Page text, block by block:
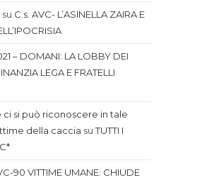
su C.s. AVC- L’ASINELLA ZAIRA E
– DOMANI: LA LOBBY DEI
LEGA E FRATELLI
ci si può riconoscere in tale
della caccia suTUTTI I
90 VITTIME UMANE: CHIUDE